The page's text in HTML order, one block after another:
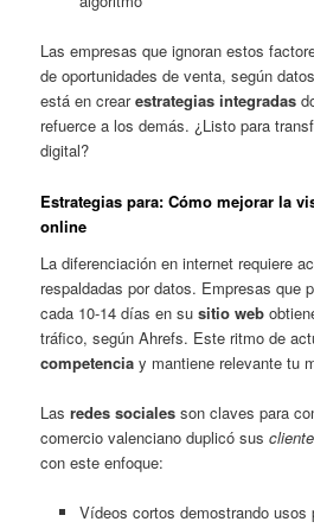
Las empresas que ignoran estos
de oportunidades de venta, según
está en crearestrategias integradas
refuerce a los demás. ¿Listo para
digital?
Estrategias para: Cómo mejorar la
online
La diferenciación en internet requiere
respaldadas por datos. Empresas que
cada 10-14 días en susitio web
tráfico, según Ahrefs. Este ritmo de
competencia y mantiene relevante tu
Lasredes sociales son claves para
comercio valenciano duplicó sus
con este enfoque:
Vídeos cortos demostrando usos